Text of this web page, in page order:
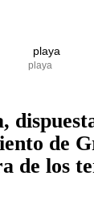
playa
de
de los